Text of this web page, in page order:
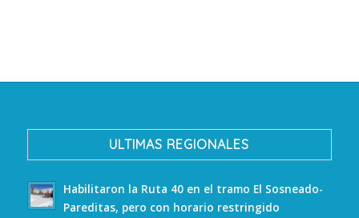
ULTIMAS REGIONALES
Habilitaron la Ruta 40 en el tramo El Sosneado-
Pareditas, pero con horario restringido